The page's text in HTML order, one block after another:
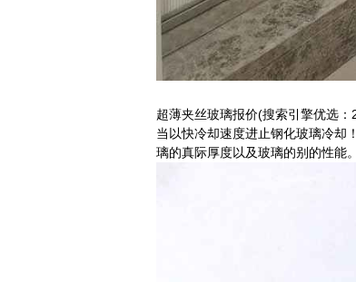
超薄夹丝玻璃报价(搜索引擎优选
当以快冷却速度进止钢化玻璃冷却
璃的真际厚度以及玻璃的别的性能